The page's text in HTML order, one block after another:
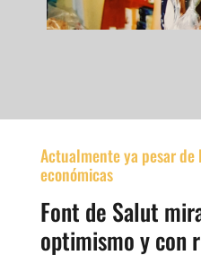
Actualmente ya pesar
económicas
Font de Salut
optimismo y con